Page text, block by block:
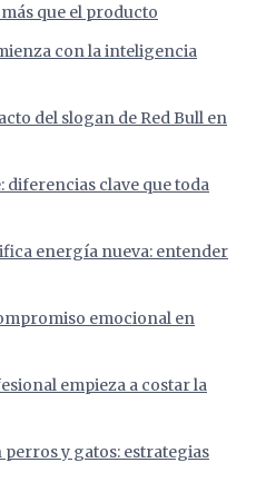
que el producto
con la inteligencia
del slogan de Red Bull en
clave que toda
energía nueva: entender
emocional en
empieza a costar la
y gatos: estrategias